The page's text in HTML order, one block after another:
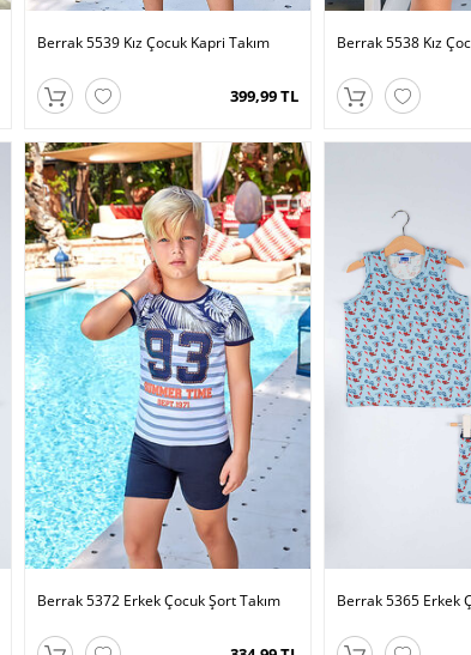
Berrak 5539 Kız Çocuk Kapri Takım
399,99 TL
Berrak 5538 Kız
Berrak 5372 Erkek Çocuk Şort Takım Berrak 5365 Erkek